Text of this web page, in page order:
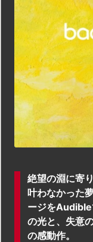
絶望の淵に寄
叶わなかった
ージをAudible
の光と、失意
の感動作。